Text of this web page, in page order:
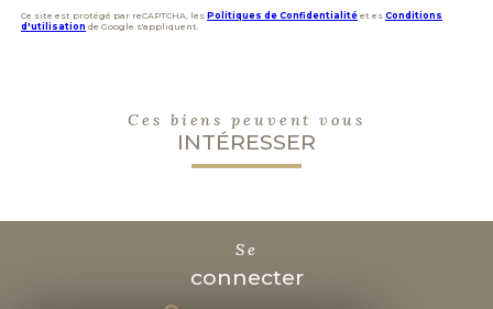
Ce site est protégé par reCAPTCHA, les Politiques de Confidentialité et es Conditions
d'utilisation de Google s'appliquent.
Ces biens peuvent vous
INTÉRESSER
se
connecter